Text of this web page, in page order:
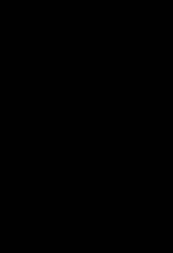
mulai ke luar
ke
dengan giliran ke
dan satu
terlepas dari